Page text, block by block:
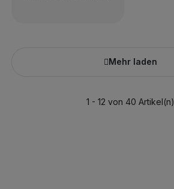
Mehr laden
1 - 12 von 40 Artikel(n)